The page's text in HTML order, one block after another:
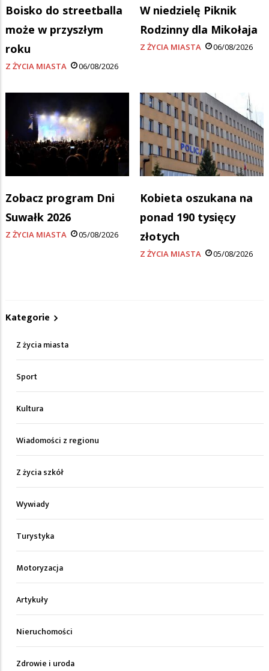
Boisko do streetballa
może w przyszłym
roku
Z ŻYCIA MIASTA 06/08/2026
W niedzielę Piknik
Rodzinny dla Mikołaja
Z ŻYCIA MIASTA 06/08/2026
Zobacz program Dni
Suwałk 2026
Z ŻYCIA MIASTA 05/08/2026
Kobieta oszukana na
ponad 190 tysięcy
złotych
Z ŻYCIA MIASTA 05/08/2026
Kategorie
Z życia miasta
Sport
Kultura
Wiadomości z regionu
Z życia szkół
Wywiady
Turystyka
Motoryzacja
Artykuły
Nieruchomości
Zdrowie i uroda